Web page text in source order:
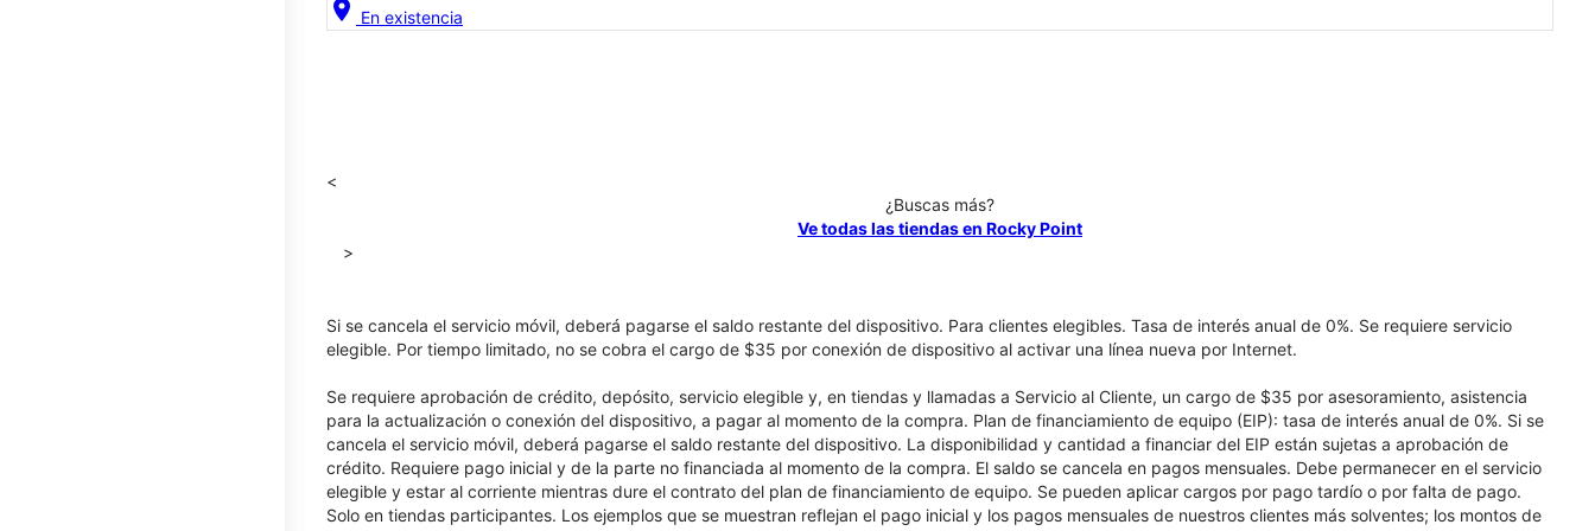
location_on En existencia
<
¿Buscas más?
Ve todas las tiendas en Rocky Point
>
Si se cancela el servicio móvil, deberá pagarse el saldo restante del dispositivo. Para clientes elegibles. Tasa de interés anual de 0%. Se requiere servicio
elegible. Por tiempo limitado, no se cobra el cargo de $35 por conexión de dispositivo al activar una línea nueva por Internet.
Se requiere aprobación de crédito, depósito, servicio elegible y, en tiendas y llamadas a Servicio al Cliente, un cargo de $35 por asesoramiento, asistencia
para la actualización o conexión del dispositivo, a pagar al momento de la compra. Plan de financiamiento de equipo (EIP): tasa de interés anual de 0%. Si se
cancela el servicio móvil, deberá pagarse el saldo restante del dispositivo. La disponibilidad y cantidad a financiar del EIP están sujetas a aprobación de
crédito. Requiere pago inicial y de la parte no financiada al momento de la compra. El saldo se cancela en pagos mensuales. Debe permanecer en el servicio
elegible y estar al corriente mientras dure el contrato del plan de financiamiento de equipo. Se pueden aplicar cargos por pago tardío o por falta de pago.
Solo en tiendas participantes. Los ejemplos que se muestran reflejan el pago inicial y los pagos mensuales de nuestros clientes más solventes; los montos de